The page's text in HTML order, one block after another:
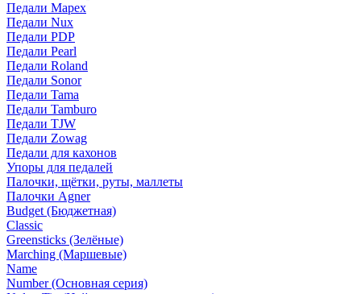
Педали Mapex
Педали Nux
Педали PDP
Педали Pearl
Педали Roland
Педали Sonor
Педали Tama
Педали Tamburo
Педали TJW
Педали Zowag
Педали для кахонов
Упоры для педалей
Палочки, щётки, руты, маллеты
Палочки Agner
Budget (Бюджетная)
Classic
Greensticks (Зелёные)
Marching (Маршевые)
Name
Number (Основная серия)